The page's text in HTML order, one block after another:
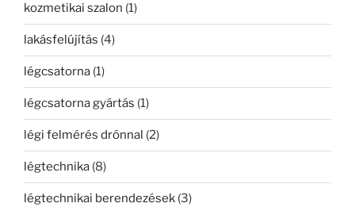
kozmetikai szalon (1)
lakásfelújítás (4)
légcsatorna (1)
légcsatorna gyártás (1)
légi felmérés drónnal (2)
légtechnika (8)
légtechnikai berendezések (3)